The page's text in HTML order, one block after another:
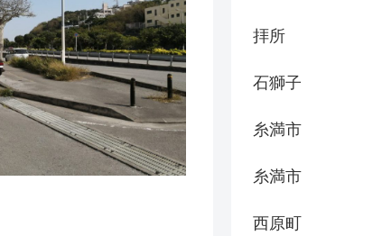
拝所
石獅子
糸満市
糸満市
西原町